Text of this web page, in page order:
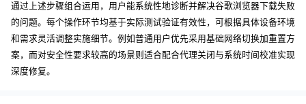
通过上述步骤组合运用，用户能系统性地诊断并解决谷歌浏览器下载失败
的问题。每个操作环节均基于实际测试验证有效性，可根据具体设备环境
和需求灵活调整实施细节。例如普通用户优先采用基础网络切换加重置方
案，而对安全性要求较高的场景则适合配合代理关闭与系统时间校准实现
深度修复。